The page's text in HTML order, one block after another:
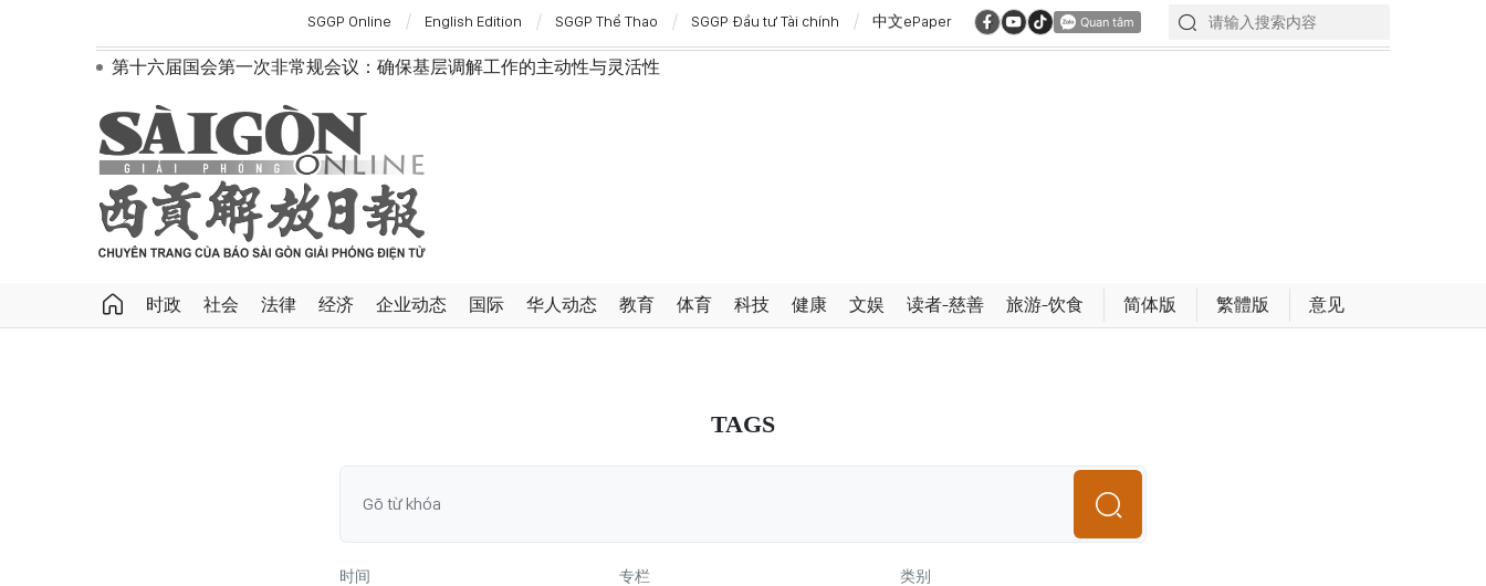
SGGP Online English Edition SGGP Thể Thao SGGP Đầu tư Tài chính 中文ePaper
第十六届国会第一次非常规会议：确保基层调解工作的主动性与灵活性
越南第十六届国会第一次非常规会议：确保银行系统安全与数字经济发展
越南共产党中央总书记、国家主席苏林对澳大利亚和新西兰进行国事访问
为进一步深化越澳关系注入新动力
外交部长黎怀忠：让东盟不仅适应时代，更主动塑造未来并有效发挥作用
国会第一次非常规会议：公开特殊政策适用范围内的2027年APEC领导人会议配套服务项目工程认定标准
越南第十六届国会第一次非常规会议：简化行政手续但不削弱监管责任
越南国会主席陈青敏会见美国驻越南大使詹妮弗·威克斯
政府总理黎明兴：网络安全必须做到“维护系统”与“保护人员”紧密结合
越南政府总理黎明兴会见马来西亚国防部长
时政 社会 法律 经济 企业动态 国际 华人动态 教育 体育 科技 健康 文娱 读者-慈善 旅游-饮食 简体版 繁體版 意见
TAGS
时间 专栏 类别